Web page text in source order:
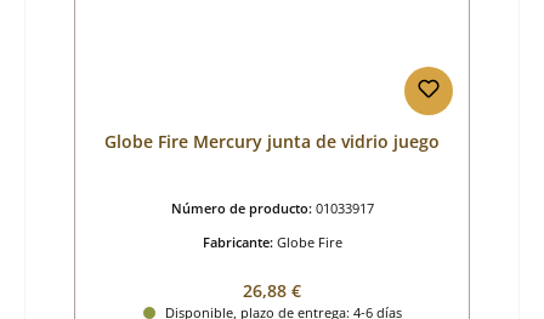
Globe Fire Mercury junta de vidrio juego
Número de producto: 01033917
Fabricante: Globe Fire
Precio normal:
26,88 €
Disponible, plazo de entrega: 4-6 días